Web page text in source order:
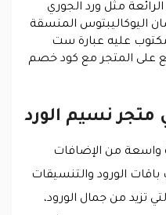
مثل ورد الجوري
اليوكاليبتوس المنسقة
عليه عبارة ست
على المتجر مع كود خصم
متجر نسيم الورد
من الإضافات
باقات الورود والتنسيقات
تزيد من جمال الورود،